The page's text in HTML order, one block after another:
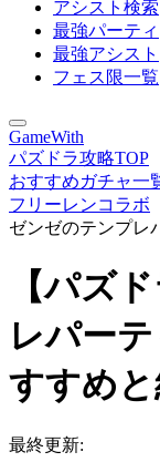
アシスト検索
最強パーティ
最強アシスト
フェス限一覧
GameWith
パズドラ攻略TOP
おすすめガチャ一
フリーレンコラボ
ゼンゼのテンプレ
【パズ
レパー
すすめ
最終更新: